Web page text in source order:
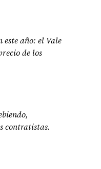
este año: el Vale
de los
contratistas.